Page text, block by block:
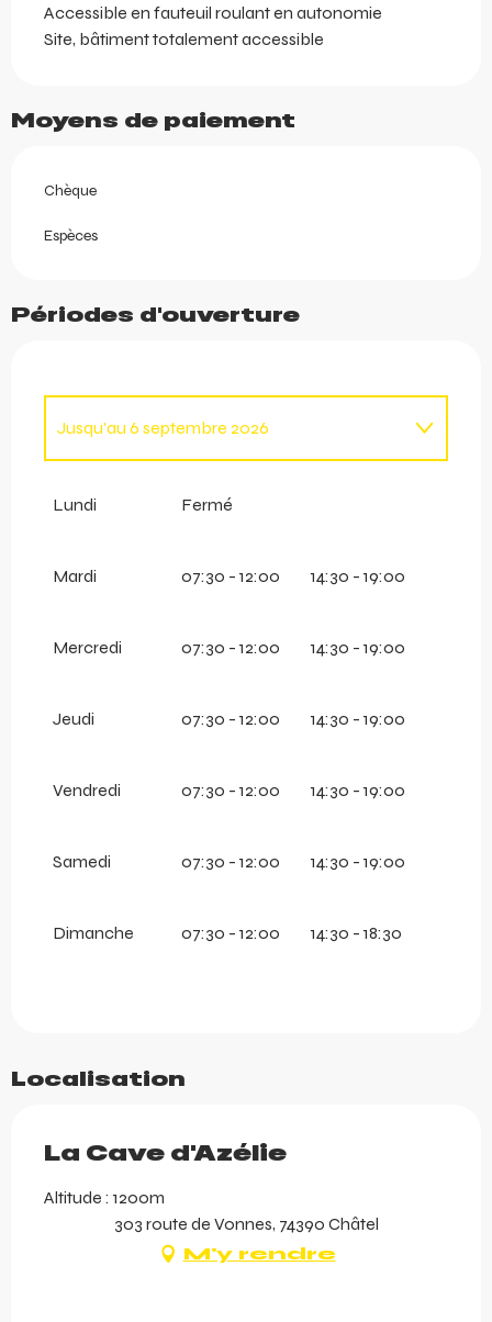
Accessible en fauteuil roulant en autonomie
Site, bâtiment totalement accessible
Moyens de paiement
Chèque
Espèces
Périodes d'ouverture
Jusqu'au 6 septembre 2026
Lundi Fermé
Mardi 07:30 - 12:00 14:30 - 19:00
Mercredi 07:30 - 12:00 14:30 - 19:00
Jeudi 07:30 - 12:00 14:30 - 19:00
Vendredi 07:30 - 12:00 14:30 - 19:00
Samedi 07:30 - 12:00 14:30 - 19:00
Dimanche 07:30 - 12:00 14:30 - 18:30
Localisation
La Cave d'Azélie
Altitude : 1200m
303 route de Vonnes, 74390 Châtel
M'y rendre